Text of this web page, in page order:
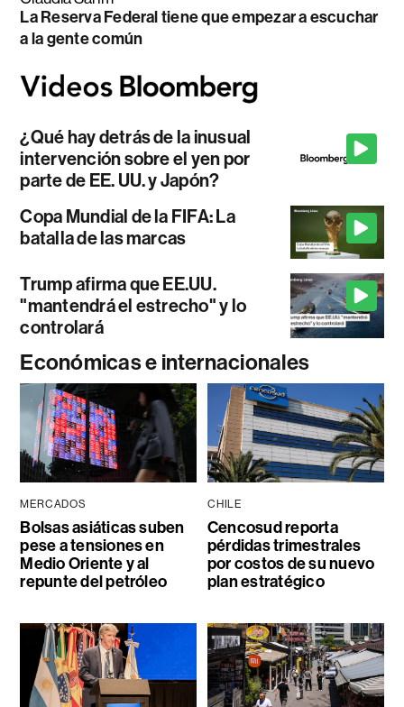
La Reserva Federal tiene que empezar a escuchar
a la gente común
¿Qué hay detrás de la inusual
intervención sobre el yen por
parte de EE. UU. y Japón?
Copa Mundial de la FIFA: La
batalla de las marcas
Trump afirma que EE.UU.
"mantendrá el estrecho" y lo
controlará
Económicas e internacionales
MERCADOS
Bolsas asiáticas suben
pese a tensiones en
Medio Oriente y al
repunte del petróleo
CHILE
Cencosud reporta
pérdidas trimestrales
por costos de su nuevo
plan estratégico